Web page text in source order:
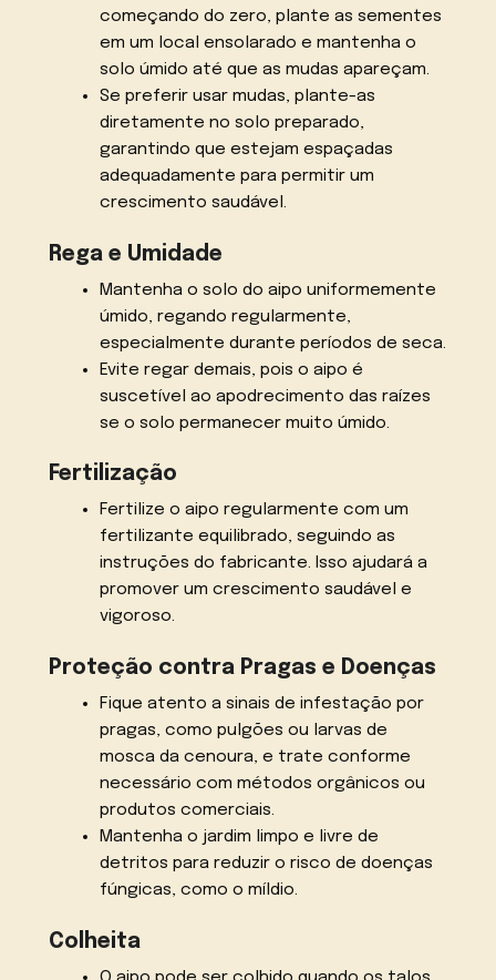
começando do zero, plante as sementes
em um local ensolarado e mantenha o
solo úmido até que as mudas apareçam.
Se preferir usar mudas, plante-as
diretamente no solo preparado,
garantindo que estejam espaçadas
adequadamente para permitir um
crescimento saudável.
Rega e Umidade
Mantenha o solo do aipo uniformemente
úmido, regando regularmente,
especialmente durante períodos de seca.
Evite regar demais, pois o aipo é
suscetível ao apodrecimento das raízes
se o solo permanecer muito úmido.
Fertilização
Fertilize o aipo regularmente com um
fertilizante equilibrado, seguindo as
instruções do fabricante. Isso ajudará a
promover um crescimento saudável e
vigoroso.
Proteção contra Pragas e Doenças
Fique atento a sinais de infestação por
pragas, como pulgões ou larvas de
mosca da cenoura, e trate conforme
necessário com métodos orgânicos ou
produtos comerciais.
Mantenha o jardim limpo e livre de
detritos para reduzir o risco de doenças
fúngicas, como o míldio.
Colheita